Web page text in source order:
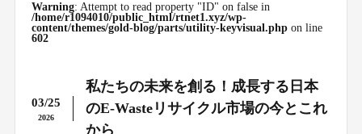
Warning: Attempt to read property "ID" on false in
/home/r1094010/public_html/rtnet1.xyz/wp-
content/themes/gold-blog/parts/utility-keyvisual.phpon line
602
03/25
2026
私たちの未来を創る！成長する日本
のE-Wasteリサイクル市場の今とこれ
から